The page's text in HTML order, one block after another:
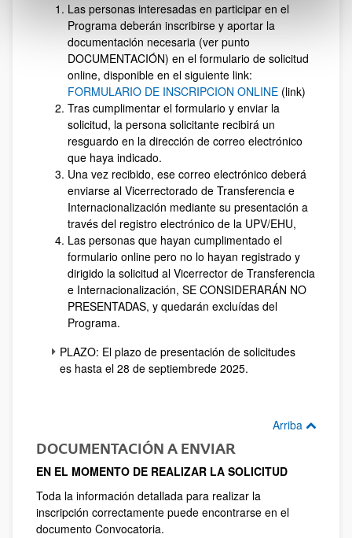
Las personas interesadas en participar en el
Programa deberán inscribirse y aportar la
documentación necesaria (ver punto
DOCUMENTACIÓN) en el formulario de solicitud
online, disponible en el siguiente link:
FORMULARIO DE INSCRIPCION ONLINE (link)
Tras cumplimentar el formulario y enviar la
solicitud, la persona solicitante recibirá un
resguardo en la dirección de correo electrónico
que haya indicado.
Una vez recibido, ese correo electrónico deberá
enviarse al Vicerrectorado de Transferencia e
Internacionalización mediante su presentación a
través del registro electrónico de la UPV/EHU,
Las personas que hayan cumplimentado el
formulario online pero no lo hayan registrado y
dirigido la solicitud al Vicerrector de Transferencia
e Internacionalización, SE CONSIDERARÁN NO
PRESENTADAS, y quedarán excluídas del
Programa.
PLAZO: El plazo de presentación de solicitudes
es hasta el 28 de septiembrede 2025.
Arriba
DOCUMENTACIÓN A ENVIAR
EN EL MOMENTO DE REALIZAR LA SOLICITUD
Toda la información detallada para realizar la
inscripción correctamente puede encontrarse en el
documento Convocatoria.